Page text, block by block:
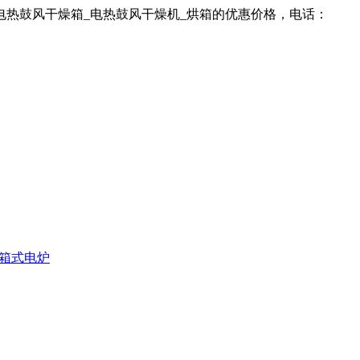
鼓风干燥箱_电热鼓风干燥机_烘箱的优惠价格，电话：
式电炉